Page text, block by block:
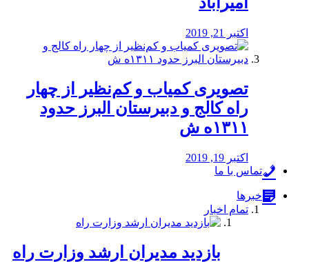
اکتبر 21, 2019
️تصویری کمیاب و کم‌نظیر از چهار
راه كالج و دبيرستان البرز حدود
۱۳۱۱ه ش
اکتبر 19, 2019
تماس با ما
خبرها
تمام اخبار
بازدید مدیران ارشد وزارت راه